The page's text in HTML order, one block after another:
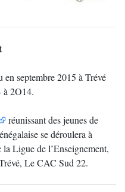
en septembre 2015 à Trévé
à 2O14.
réunissant des jeunes de
se déroulera à
Ligue de l’Enseignement,
Le CAC Sud 22.